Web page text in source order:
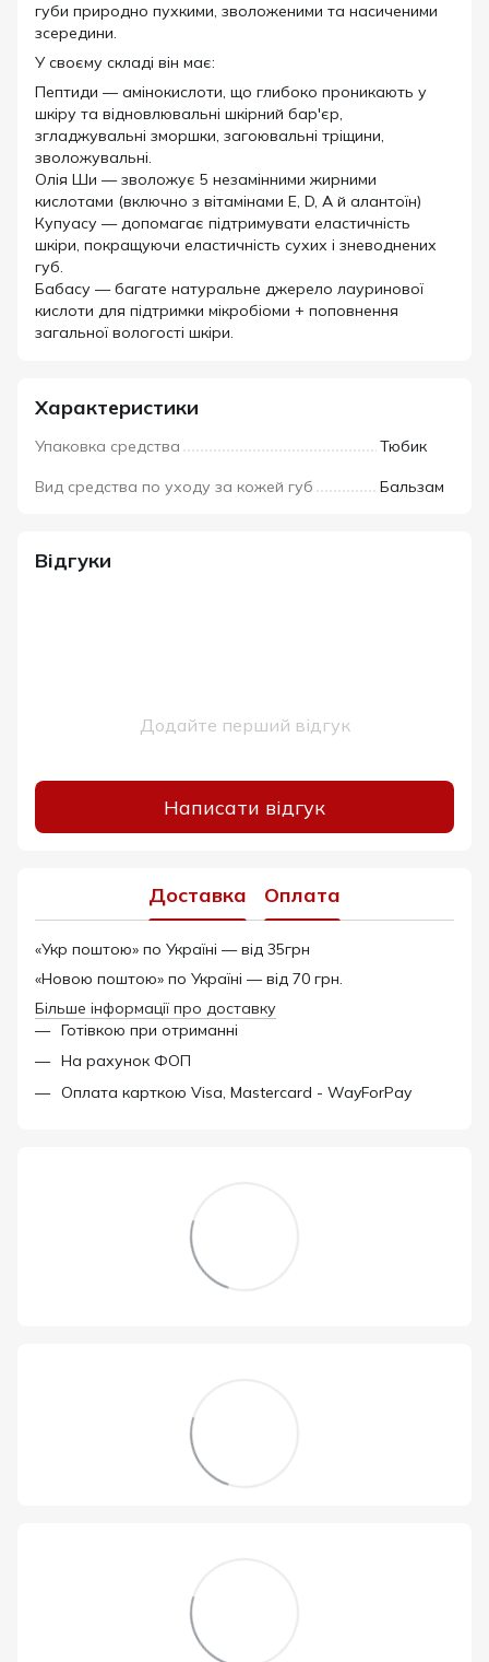
губи природно пухкими, зволоженими та насиченими
зсередини.
У своєму складі він має:
Пептиди — амінокислоти, що глибоко проникають у
шкіру та відновлювальні шкірний бар'єр,
згладжувальні зморшки, загоювальні тріщини,
зволожувальні.
Олія Ши — зволожує 5 незамінними жирними
кислотами (включно з вітамінами Е, D, А й алантоїн)
Купуасу — допомагає підтримувати еластичність
шкіри, покращуючи еластичність сухих і зневоднених
губ.
Бабасу — багате натуральне джерело лауринової
кислоти для підтримки мікробіоми + поповнення
загальної вологості шкіри.
Характеристики
Упаковка средства Тюбик
Вид средства по уходу за кожей губ Бальзам
Відгуки
Додайте перший відгук
Написати відгук
Доставка Оплата
«Укр поштою» по Україні — від 35грн
«Новою поштою» по Україні — від 70 грн.
Більше інформації про доставку
Готівкою при отриманні
На рахунок ФОП
Оплата карткою Visa, Mastercard - WayForPay